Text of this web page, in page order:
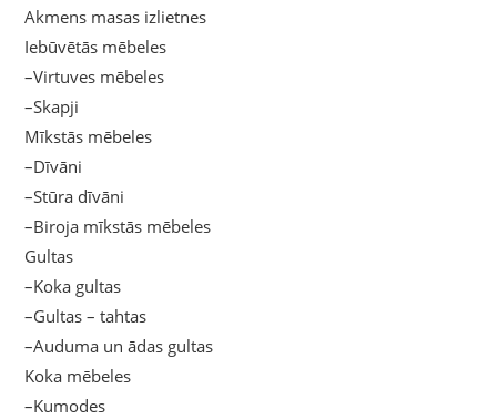
Akmens masas izlietnes
Iebūvētās mēbeles
–Virtuves mēbeles
–Skapji
Mīkstās mēbeles
–Dīvāni
–Stūra dīvāni
–Biroja mīkstās mēbeles
Gultas
–Koka gultas
–Gultas – tahtas
–Auduma un ādas gultas
Koka mēbeles
–Kumodes